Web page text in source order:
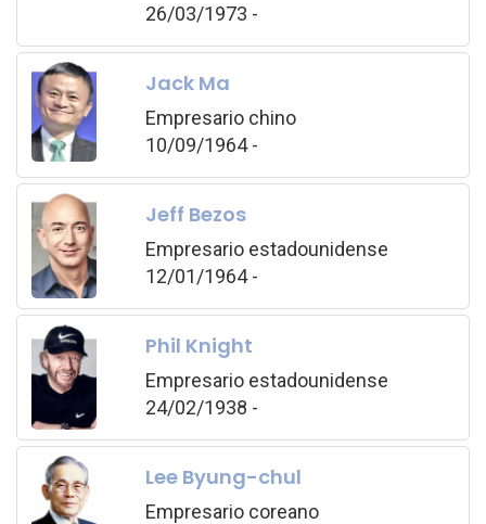
26/03/1973 -
Jack Ma
Empresario chino
10/09/1964 -
Jeff Bezos
Empresario estadounidense
12/01/1964 -
Phil Knight
Empresario estadounidense
24/02/1938 -
Lee Byung-chul
Empresario coreano